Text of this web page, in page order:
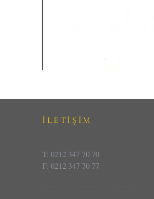
İLETİŞİM
T: 0212 347 70 70
F: 0212 347 70 77